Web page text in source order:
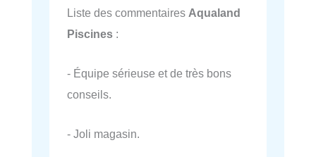
Liste des commentaires Aqualand
Piscines :
- Équipe sérieuse et de très bons
conseils.
- Joli magasin.